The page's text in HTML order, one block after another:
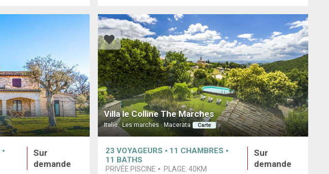
Sur
demande
Villa le Colline The Marches
Italie · Les marches · Macerata Carte
23 VOYAGEURS 11 CHAMBRES
11 BATHS
PRIVÉE PISCINE PLAGE: 40KM
Sur
demande